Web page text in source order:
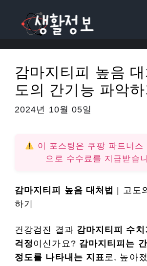
로
감마지티피 높음
도의 간기능 파악하
2024년 10월 05일
이 포스팅은 쿠팡 파트너스
으로 수수료를 지급받습
감마지티피 높음 대처법
| 고도
하기
건강검진 결과 감마지티피 수
걱정 이신가요? 감마지티피는
정도를 나타내는 지표로, 높아